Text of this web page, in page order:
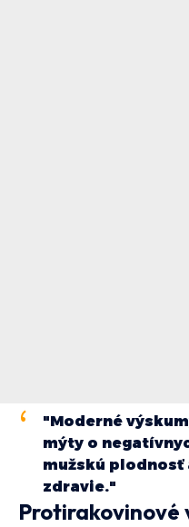
"Moderné
mýty o
mužskú plodnosť
zdravie."
Protirakovinové